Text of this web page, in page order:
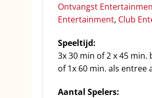
Ontvangst
Entertainment, Club
Speeltijd:
3x 30 min of 2 x 45
of 1x 60 min. als entree
Aantal Spelers: